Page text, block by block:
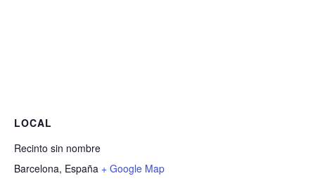
LOCAL
Recinto sin nombre
Barcelona, España + Google Map